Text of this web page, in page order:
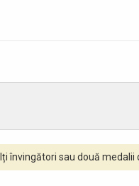
învingători sau două medalii